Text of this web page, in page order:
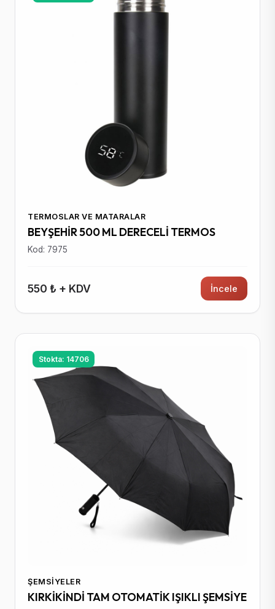
TERMOSLAR VE MATARALAR
BEYŞEHİR 500 ML DERECELİ TERMOS
Kod: 7975
550 ₺ + KDV İncele
Stokta: 14706
ŞEMSIYELER
KIRKİKİNDİ TAM OTOMATİK IŞIKLI ŞEMSİYE